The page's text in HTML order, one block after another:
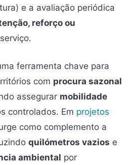
e a avaliação periódica
reforço ou
ferramenta chave para
com procura sazonal
assegurar mobilidade
controlados. Em projetos
como complemento a
quilómetros vazios e
ambiental por